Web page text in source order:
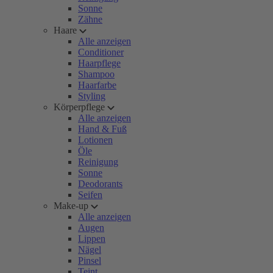
Sonne
Zähne
Haare
Alle anzeigen
Conditioner
Haarpflege
Shampoo
Haarfarbe
Styling
Körperpflege
Alle anzeigen
Hand & Fuß
Lotionen
Öle
Reinigung
Sonne
Deodorants
Seifen
Make-up
Alle anzeigen
Augen
Lippen
Nägel
Pinsel